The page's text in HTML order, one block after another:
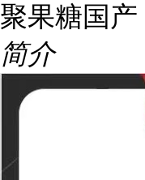
聚果糖国产
简介